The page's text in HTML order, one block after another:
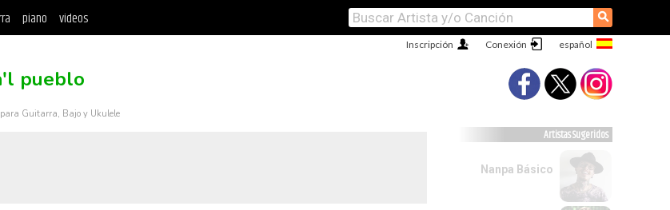
piano videos ⚲
Conexión
Inscripción
pueblo
para Guitarra, Bajo y Ukulele
Artistas Sugeridos
Nanpa Básico